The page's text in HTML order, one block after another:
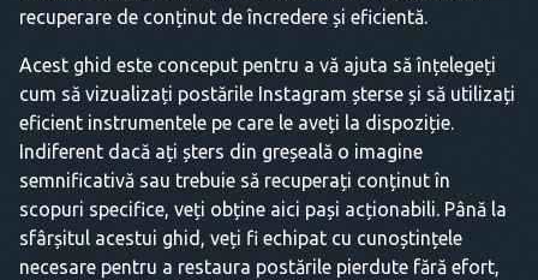
recuperare de conținut de încredere și eficientă.
Acest ghid este conceput pentru a vă ajuta să înțelegeți
cum să vizualizați postările Instagram șterse și să utilizați
eficient instrumentele pe care le aveți la dispoziție.
Indiferent dacă ați șters din greșeală o imagine
semnificativă sau trebuie să recuperați conținut în
scopuri specifice, veți obține aici pași acționabili. Până la
sfârșitul acestui ghid, veți fi echipat cu cunoștințele
necesare pentru a restaura postările pierdute fără efort,